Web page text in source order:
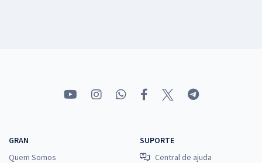
GRAN
Quem Somos
SUPORTE
Central de ajuda